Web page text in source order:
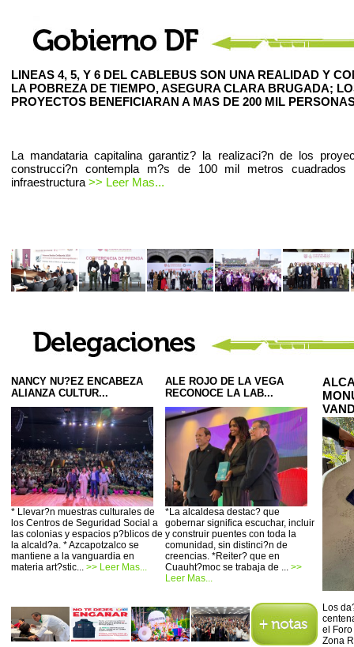
LINEAS 4, 5, Y 6 DEL CABLEBUS SON UNA REALIDAD Y
LA POBREZA DE TIEMPO, ASEGURA CLARA BRUGADA;
PROYECTOS BENEFICIARAN A MAS DE 200 MIL
La mandataria capitalina garantiz? la realizaci?n de los
construcci?n contempla m?s de 100 mil metros cuadrados
infraestructura >> Leer Mas...
NANCY NU?EZ ENCABEZA
ALIANZA CULTUR...
* Llevar?n muestras culturales de
los Centros de Seguridad Social a
las colonias y espacios p?blicos de
la alcald?a. * Azcapotzalco se
mantiene a la vanguardia en
materia art?stic... >> Leer Mas...
ALE ROJO DE LA VEGA
RECONOCE LA LAB...
*La alcaldesa destac? que
gobernar significa escuchar, incluir
y construir puentes con toda la
comunidad, sin distinci?n de
creencias. *Reiter? que en
Cuauht?moc se trabaja de ... >>
Leer Mas...
Los
el
Zona